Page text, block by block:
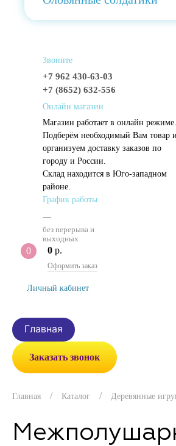
Звоните
+7 962 430-63-03
+7 (8652) 632-556
Онлайн магазин
Магазин работает в онлайн режиме.
Подберём необходимый Вам товар и
организуем доставку заказов по
городу и России.
Склад находится в Юго-западном
районе.
График работы
—
без перерыва и
выходных
0 0 р.
Оформить заказ
Личный кабинет
Главная
Заказать звонок
Главная Каталог Деревянные